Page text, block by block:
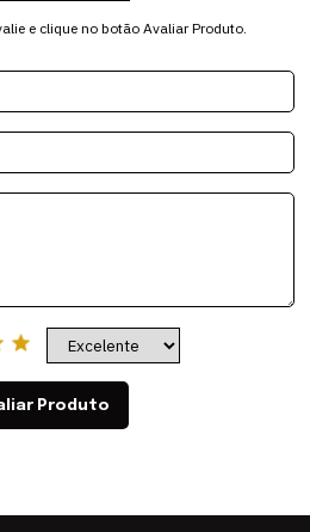
e clique no botão Avaliar Produto.
Produto